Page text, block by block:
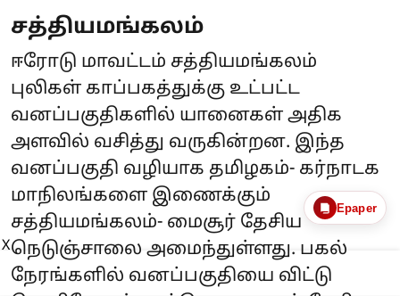
சத்தியமங்கலம்
ஈரோடு மாவட்டம் சத்தியமங்கலம்
புலிகள் காப்பகத்துக்கு உட்பட்ட
வனப்பகுதிகளில் யானைகள் அதிக
அளவில் வசித்து வருகின்றன. இந்த
வனப்பகுதி வழியாக தமிழகம்- கர்நாடக
மாநிலங்களை இணைக்கும்
சத்தியமங்கலம்- மைசூர் தேசிய
நெடுஞ்சாலை அமைந்துள்ளது. பகல்
நேரங்களில் வனப்பகுதியை விட்டு
Epaper
X